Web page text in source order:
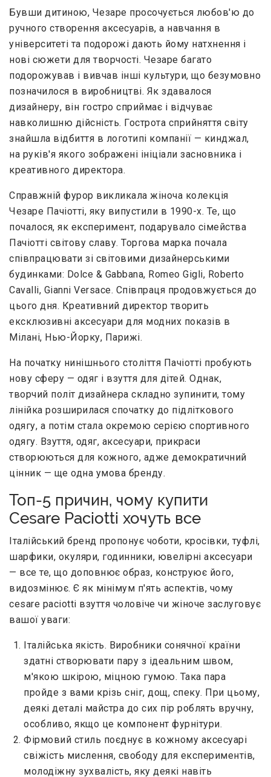
Бувши дитиною, Чезаре просочується любов'ю до
ручного створення аксесуарів, а навчання в
університеті та подорожі дають йому натхнення і
нові сюжети для творчості. Чезаре багато
подорожував і вивчав інші культури, що безумовно
позначилося в виробництві. Як здавалося
дизайнеру, він гостро сприймає і відчуває
навколишню дійсність. Гострота сприйняття світу
знайшла відбиття в логотипі компанії — кинджал,
на руків'я якого зображені ініціали засновника і
креативного директора.
Справжній фурор викликала жіноча колекція
Чезаре Пачіотті, яку випустили в 1990-х. Те, що
почалося, як експеримент, подарувало сімейства
Пачіотті світову славу. Торгова марка почала
співпрацювати зі світовими дизайнерськими
будинками: Dolce & Gabbana, Romeo Gigli, Roberto
Cavalli, Gianni Versace. Співпраця продовжується до
цього дня. Креативний директор творить
ексклюзивні аксесуари для модних показів в
Мілані, Нью-Йорку, Парижі.
На початку нинішнього століття Пачіотті пробують
нову сферу — одяг і взуття для дітей. Однак,
творчий політ дизайнера складно зупинити, тому
лінійка розширилася спочатку до підліткового
одягу, а потім стала окремою серією спортивного
одягу. Взуття, одяг, аксесуари, прикраси
створюються для кожного, адже демократичний
цінник — ще одна умова бренду.
Топ-5 причин, чому купити
Cesare Paciotti хочуть все
Італійський бренд пропонує чоботи, кросівки, туфлі,
шарфики, окуляри, годинники, ювелірні аксесуари
— все те, що доповнює образ, конструює його,
видозмінює. Є як мінімум п'ять аспектів, чому
cesare paciotti взуття чоловіче чи жіноче заслуговує
вашої уваги:
Італійська якість. Виробники сонячної країни
здатні створювати пару з ідеальним швом,
м'якою шкірою, міцною гумою. Така пара
пройде з вами крізь сніг, дощ, спеку. При цьому,
деякі деталі майстра до сих пір роблять вручну,
особливо, якщо це компонент фурнітури.
Фірмовий стиль поєднує в кожному аксесуарі
свіжість мислення, свободу для експериментів,
молодіжну зухвалість, яку деякі навіть